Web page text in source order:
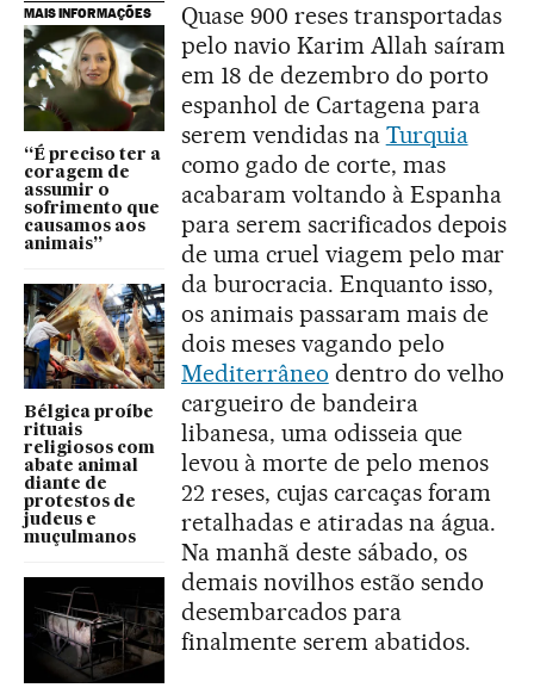
MAIS INFORMAÇÕES
“É preciso ter a
coragem de
assumir o
sofrimento que
causamos aos
animais”
Bélgica proíbe
rituais
religiosos com
abate animal
diante de
protestos de
judeus e
muçulmanos
Quase 900 reses transportadas
pelo navio Karim Allah saíram
em 18 de dezembro do porto
espanhol de Cartagena para
serem vendidas na Turquia
como gado de corte, mas
acabaram voltando à Espanha
para serem sacrificados depois
de uma cruel viagem pelo mar
da burocracia. Enquanto isso,
os animais passaram mais de
dois meses vagando pelo
Mediterrâneo dentro do velho
cargueiro de bandeira
libanesa, uma odisseia que
levou à morte de pelo menos
22 reses, cujas carcaças foram
retalhadas e atiradas na água.
Na manhã deste sábado, os
demais novilhos estão sendo
desembarcados para
finalmente serem abatidos.